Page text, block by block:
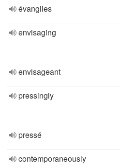
évangiles
envisaging
envisageant
pressingly
pressé
contemporaneously